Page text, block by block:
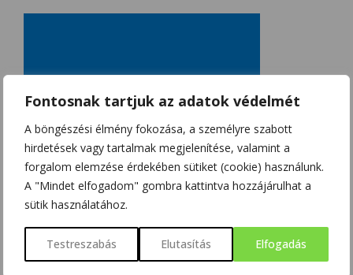
Fontosnak tartjuk az adatok védelmét
A böngészési élmény fokozása, a személyre szabott
hirdetések vagy tartalmak megjelenítése, valamint a
forgalom elemzése érdekében sütiket (cookie) használunk.
A "Mindet elfogadom" gombra kattintva hozzájárulhat a
sütik használatához.
Testreszabás Elutasítás Elfogadás